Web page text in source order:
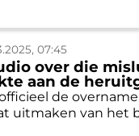
07:45
over die
aan de
de
uitmaken van het